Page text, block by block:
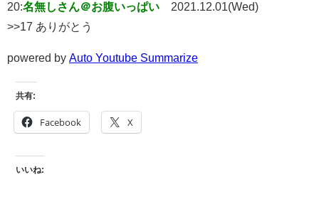
20:名無しさん＠お腹いっぱい
2021.12.01(Wed)
>>17 ありがとう
powered by Auto Youtube Summarize
共有:
Facebook X
いいね: